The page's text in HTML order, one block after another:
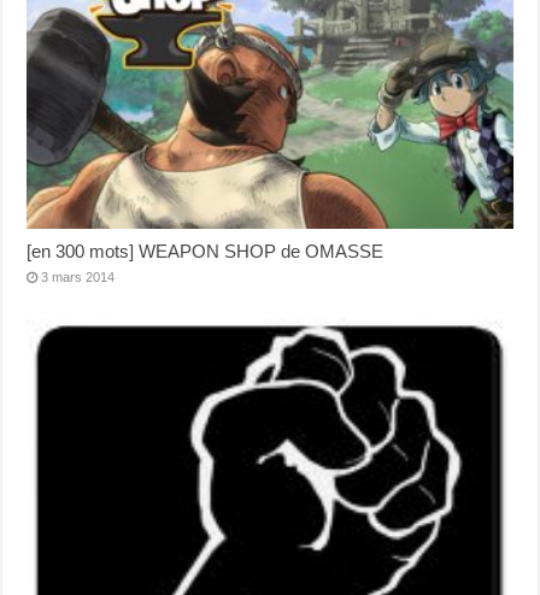
[en 300 mots] WEAPON SHOP de OMASSE
3 mars 2014